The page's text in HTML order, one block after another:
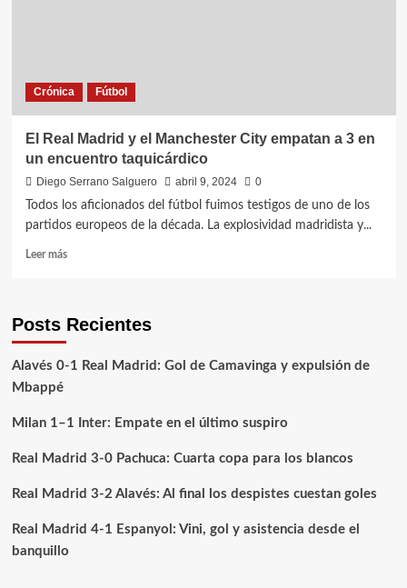
Crónica Fútbol
El Real Madrid y el Manchester City empatan a 3 en
un encuentro taquicárdico
Diego Serrano Salguero abril 9, 2024
0
Todos los aficionados del fútbol fuimos testigos de uno de los
partidos europeos de la década. La explosividad madridista y...
Leer másLeer
Real
el
empatan
3
un
taquicárdico
Posts Recientes
Alavés 0-1 Real Madrid: Gol de Camavinga y expulsión de
Mbappé
Milan 1–1 Inter: Empate en el último suspiro
Real Madrid 3-0 Pachuca: Cuarta copa para los blancos
Real Madrid 3-2 Alavés: Al final los despistes cuestan goles
Real Madrid 4-1 Espanyol: Vini, gol y asistencia desde el
banquillo